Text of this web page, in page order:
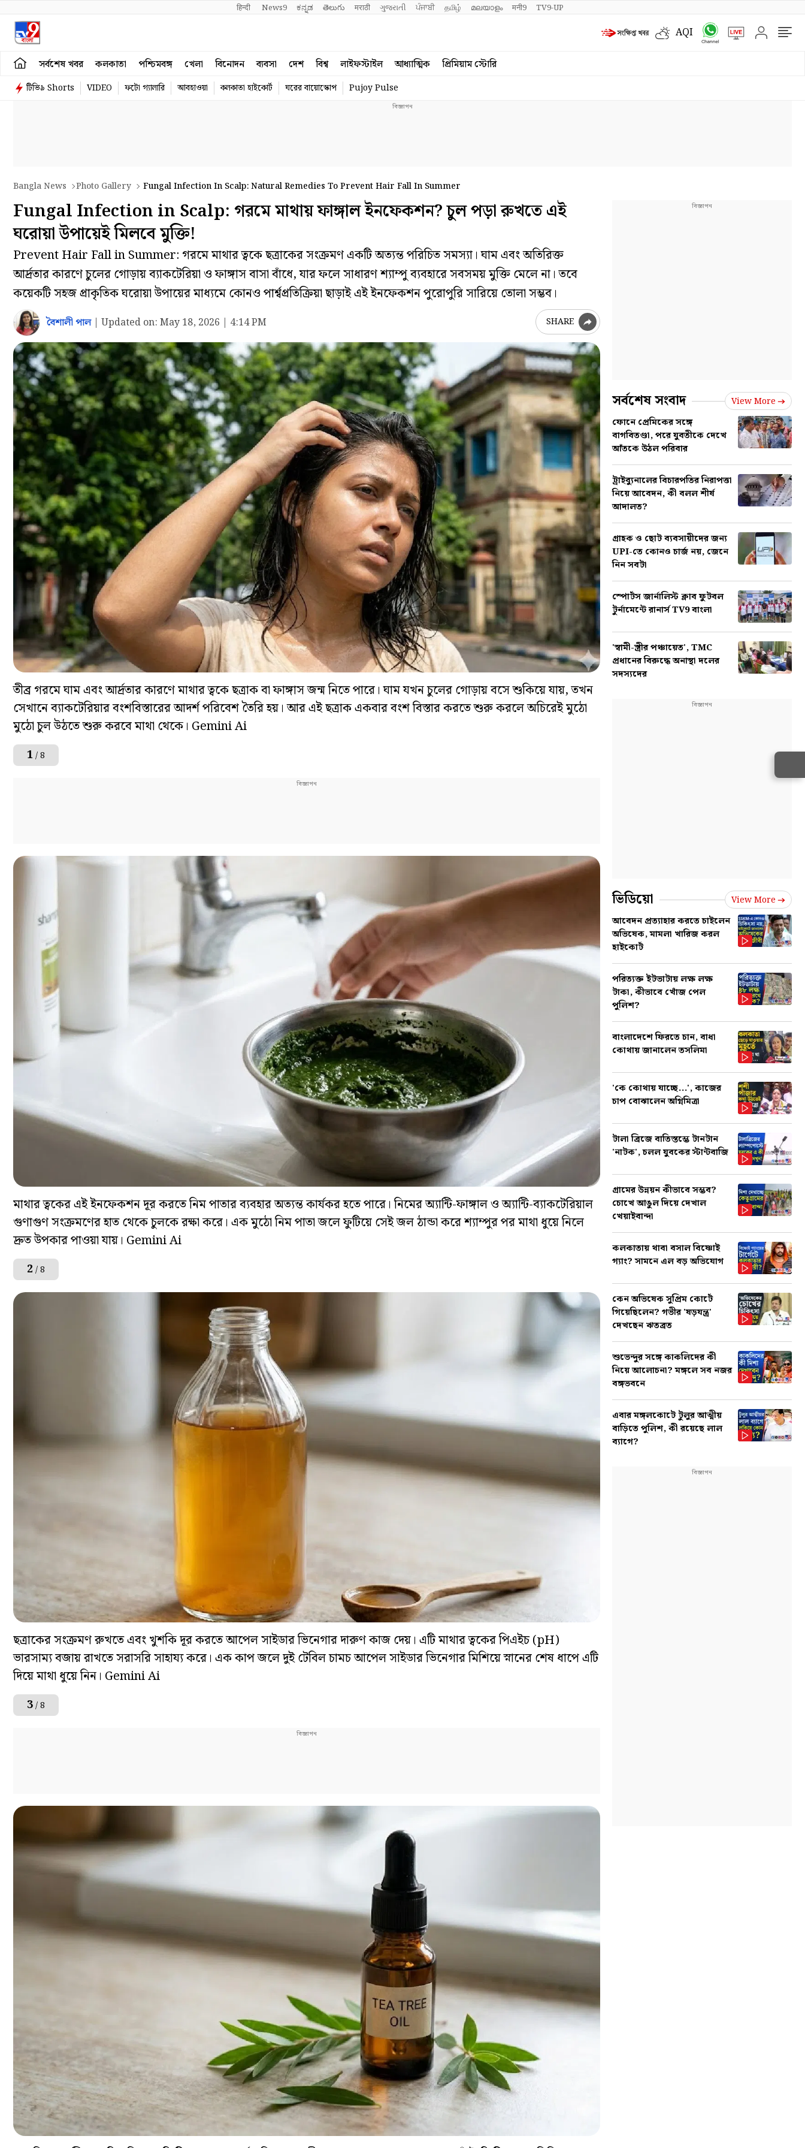
हिन्दी News9 ಕನ್ನಡ తెలుగు मराठी ગુજરાતી ਪੰਜਾਬੀ தமிழ் മലയാളം मनी9 TV9-UP
AQI
সর্বশেষ খবর কলকাতা পশ্চিমবঙ্গ খেলা বিনোদন ব্যবসা দেশ বিশ্ব লাইফস্টাইল আধ্যাত্মিক প্রিমিয়াম স্টোরি
টিভি৯ Shorts VIDEO ফটো গ্যালারি আবহাওয়া কলকাতা হাইকোর্ট ঘরের বায়োস্কোপ Pujoy Pulse
Bangla News Photo Gallery Fungal Infection In Scalp: Natural Remedies To Prevent Hair Fall In Summer
Fungal Infection in Scalp: গরমে মাথায় ফাঙ্গাল ইনফেকশন? চুল পড়া রুখতে এই
ঘরোয়া উপায়েই মিলবে মুক্তি!
Prevent Hair Fall in Summer: গরমে মাথার ত্বকে ছত্রাকের সংক্রমণ একটি অত্যন্ত পরিচিত সমস্যা। ঘাম এবং অতিরিক্ত
আর্দ্রতার কারণে চুলের গোড়ায় ব্যাকটেরিয়া ও ফাঙ্গাস বাসা বাঁধে, যার ফলে সাধারণ শ্যাম্পু ব্যবহারে সবসময় মুক্তি মেলে না। তবে
কয়েকটি সহজ প্রাকৃতিক ঘরোয়া উপায়ের মাধ্যমে কোনও পার্শ্বপ্রতিক্রিয়া ছাড়াই এই ইনফেকশন পুরোপুরি সারিয়ে তোলা সম্ভব।
বৈশালী পাল| Updated on: May 18, 2026 | 4:14 PM SHARE
তীব্র গরমে ঘাম এবং আর্দ্রতার কারণে মাথার ত্বকে ছত্রাক বা ফাঙ্গাস জন্ম নিতে পারে। ঘাম যখন চুলের গোড়ায় বসে শুকিয়ে যায়, তখন
সেখানে ব্যাকটেরিয়ার বংশবিস্তারের আদর্শ পরিবেশ তৈরি হয়। আর এই ছত্রাক একবার বংশ বিস্তার করতে শুরু করলে অচিরেই মুঠো
মুঠো চুল উঠতে শুরু করবে মাথা থেকে। Gemini Ai
1/ 8
মাথার ত্বকের এই ইনফেকশন দূর করতে নিম পাতার ব্যবহার অত্যন্ত কার্যকর হতে পারে। নিমের অ্যান্টি-ফাঙ্গাল ও অ্যান্টি-ব্যাকটেরিয়াল
গুণাগুণ সংক্রমণের হাত থেকে চুলকে রক্ষা করে। এক মুঠো নিম পাতা জলে ফুটিয়ে সেই জল ঠান্ডা করে শ্যাম্পুর পর মাথা ধুয়ে নিলে
দ্রুত উপকার পাওয়া যায়। Gemini Ai
2 / 8
ছত্রাকের সংক্রমণ রুখতে এবং খুশকি দূর করতে আপেল সাইডার ভিনেগার দারুণ কাজ দেয়। এটি মাথার ত্বকের পিএইচ (pH)
ভারসাম্য বজায় রাখতে সরাসরি সাহায্য করে। এক কাপ জলে দুই টেবিল চামচ আপেল সাইডার ভিনেগার মিশিয়ে স্নানের শেষ ধাপে এটি
দিয়ে মাথা ধুয়ে নিন। Gemini Ai
3/ 8
সর্বশেষ সংবাদ View More
ফোনে প্রেমিকের সঙ্গে
বাগবিতণ্ডা, পরে যুবতীকে দেখে
আঁতকে উঠল পরিবার
ট্রাইব্যুনালের বিচারপতির নিরাপত্তা
নিয়ে আবেদন, কী বলল শীর্ষ
আদালত?
গ্রাহক ও ছোট ব্যবসায়ীদের জন্য
UPI-তে কোনও চার্জ নয়, জেনে
নিন সবটা
স্পোর্টস জার্নালিস্ট ক্লাব ফুটবল
টুর্নামেন্টে রানার্স TV9 বাংলা
'স্বামী-স্ত্রীর পঞ্চায়েত', TMC
প্রধানের বিরুদ্ধে অনাস্থা দলের
সদস্যদের
ভিডিয়ো View More
আবেদন প্রত্যাহার করতে চাইলেন
অভিষেক, মামলা খারিজ করল
হাইকোর্ট
পরিত্যক্ত ইটভাটায় লক্ষ লক্ষ
টাকা, কীভাবে খোঁজ পেল
পুলিশ?
বাংলাদেশে ফিরতে চান, বাধা
কোথায় জানালেন তসলিমা
'কে কোথায় যাচ্ছে...', কাজের
চাপ বোঝালেন অগ্নিমিত্রা
টালা ব্রিজে বাতিস্তম্ভে টানটান
'নাটক', চলল যুবকের স্টান্টবাজি
গ্রামের উন্নয়ন কীভাবে সম্ভব?
চোখে আঙুল দিয়ে দেখাল
খেয়াইবান্দা
কলকাতায় থাবা বসাল বিষ্ণোই
গ্যাং? সামনে এল বড় অভিযোগ
কেন অভিষেক সুপ্রিম কোর্টে
গিয়েছিলেন? গভীর 'ষড়যন্ত্র'
দেখছেন ঋতব্রত
শুভেন্দুর সঙ্গে কাকলিদের কী
নিয়ে আলোচনা? মঙ্গলে সব নজর
বঙ্গভবনে
এবার মঙ্গলকোটে টুলুর আত্মীয়
বাড়িতে পুলিশ, কী রয়েছে লাল
ব্যাগে?